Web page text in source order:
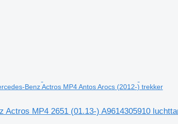
Benz Actros MP4 Antos Arocs (2012-) trekker
Actros MP4 2651 (01.13-) A9614305910